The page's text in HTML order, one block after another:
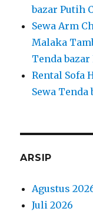
bazar Putih
Sewa Arm
Malaka
Tenda
Rental Sofa
Sewa
ARSIP
Agustus
Juli 2026